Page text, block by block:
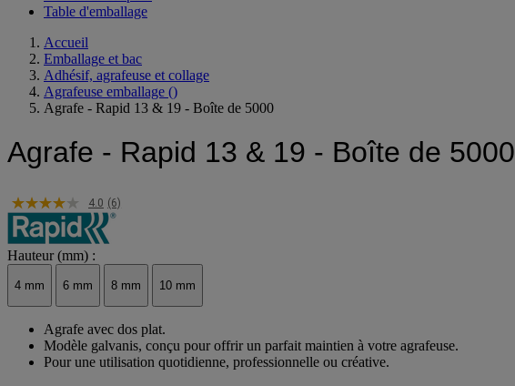
Dérouleur coupeur
Accueil
Emballage et bac
Adhésif, agrafeuse et collage
Agrafeuse emballage ()
Agrafe - Rapid 13 & 19 - Boîte de 5000
4.0 (6)
Hauteur (mm) :
Agrafe avec dos plat.
Modèle galvanis, conçu pour offrir un parfait maintien à votre agrafeuse.